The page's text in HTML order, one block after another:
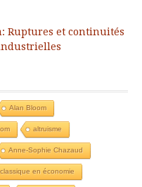
Ruptures et continuités
Alan Bloom
altruisme
Anne-Sophie Chazaud
en économie